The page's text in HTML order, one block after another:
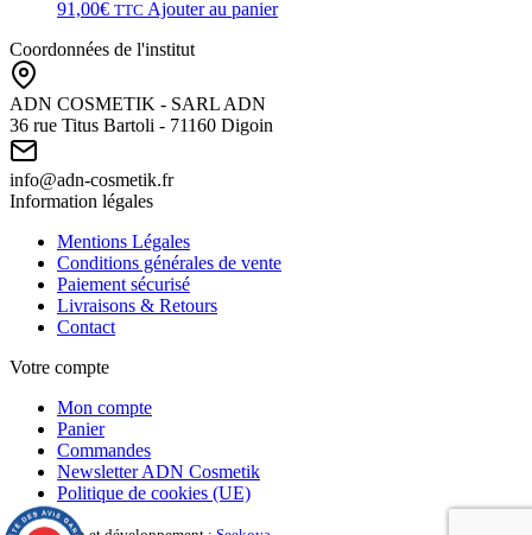
91,00€ TTC Ajouter au panier
Coordonnées de l'institut
ADN COSMETIK - SARL ADN
36 rue Titus Bartoli - 71160 Digoin
info@adn-cosmetik.fr
Information légales
Mentions Légales
Conditions générales de vente
Paiement sécurisé
Livraisons & Retours
Contact
Votre compte
Mon compte
Panier
Commandes
Newsletter ADN Cosmetik
Politique de cookies (UE)